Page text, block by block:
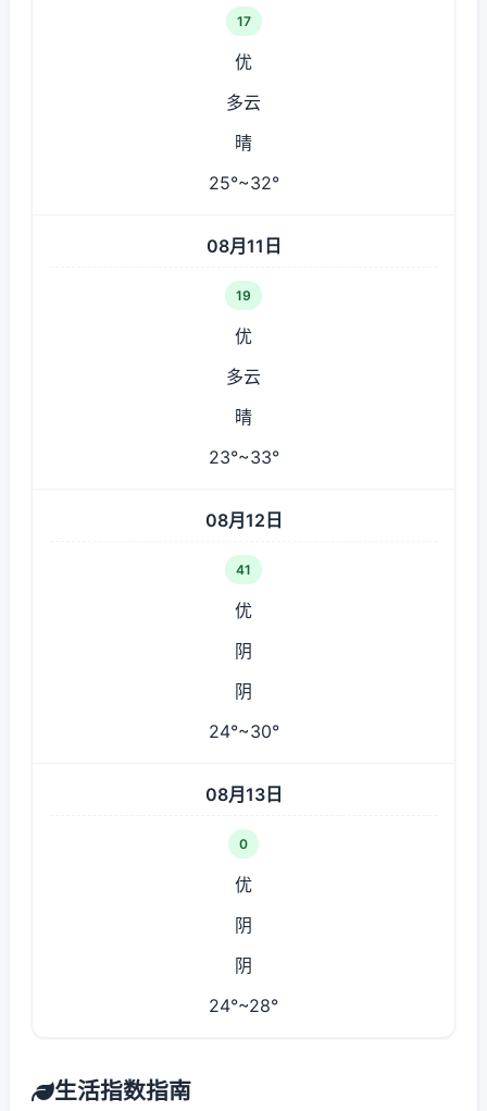
17
优
多云
晴
25°~32°
08月11日
19
优
多云
晴
23°~33°
08月12日
41
优
阴
阴
24°~30°
08月13日
0
优
阴
阴
24°~28°
生活指数指南